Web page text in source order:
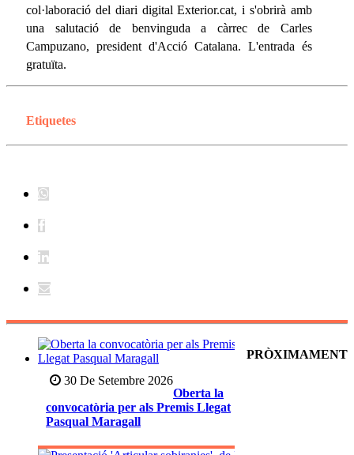
col·laboració del diari digital Exterior.cat, i s'obrirà amb
una salutació de benvinguda a càrrec de Carles
Campuzano, president d'Acció Catalana. L'entrada és
gratuïta.
Etiquetes
PRÒXIMAMENT
30 De Setembre 2026
Oberta la
convocatòria per als Premis Llegat
Pasqual Maragall